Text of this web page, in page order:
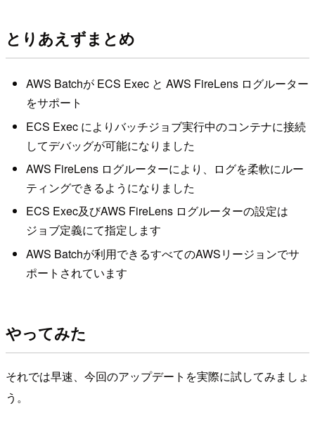
とりあえずまとめ
AWS Batchが ECS Exec と AWS FireLens ログルーター
をサポート
ECS Exec によりバッチジョブ実行中のコンテナに接続
してデバッグが可能になりました
AWS FireLens ログルーターにより、ログを柔軟にルー
ティングできるようになりました
ECS Exec及びAWS FireLens ログルーターの設定は
ジョブ定義にて指定します
AWS Batchが利用できるすべてのAWSリージョンでサ
ポートされています
やってみた
それでは早速、今回のアップデートを実際に試してみましょ
う。